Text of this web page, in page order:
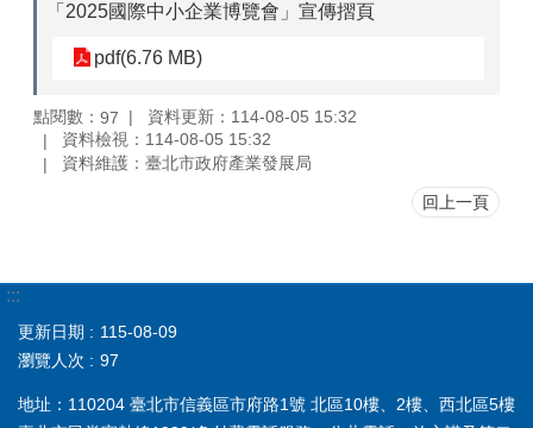
「2025國際中小企業博覽會」宣傳摺頁
pdf(6.76 MB)
點閱數： 97
資料更新：114-08-05 15:32
資料檢視：114-08-05 15:32
資料維護：臺北市政府產業發展局
回上一頁
:::
更新日期
115-08-09
瀏覽人次
97
地址：110204 臺北市信義區市府路1號 北區10樓、2樓、西北區5樓